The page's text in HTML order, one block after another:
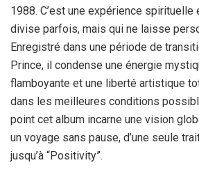
1988. C’est une expérience spirituelle
divise parfois, mais qui ne laisse
Enregistré dans une période de
Prince, il condense une énergie
flamboyante et une liberté artistique
dans les meilleures conditions
point cet album incarne une vision
un voyage sans pause, d’une seule
jusqu’à “Positivity”.